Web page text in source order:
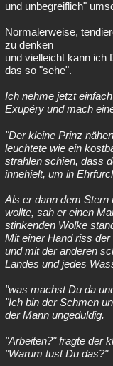
und unbegreiflich"
Normalerweise,
zu denken
und vielleicht kann ich
das so "sehe".
Ich nehme jetzt
Exupéry und mach
"Der kleine Prinz
leuchtete wie ein
strahlen schien, dass
innehielt, um in
Als er dann dem Stern
wollte, sah er einen
stinkenden Wolke
Mit einer Hand riss
und mit der anderen
Landes und jedes
"was machst Du da
"Ich bin der Schmen
der Mann ungeduldig.
"Arbeiten?" fragte der
"Warum tust Du das?"